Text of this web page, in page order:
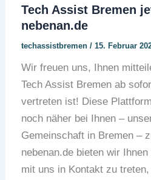
Tech Assist Bremen
nebenan.de
techassistbremen / 15. Februar
Wir freuen uns, Ihnen
Tech Assist Bremen ab
vertreten ist! Diese
noch näher bei Ihnen –
Gemeinschaft in Bremen –
nebenan.de bieten wir
mit uns in Kontakt zu